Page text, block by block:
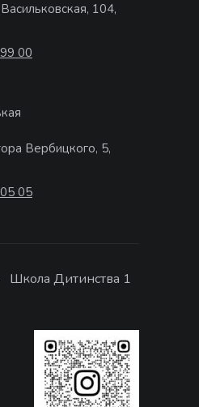
104,
00
Вербицкого, 5,
05
Школа Дитинства 1